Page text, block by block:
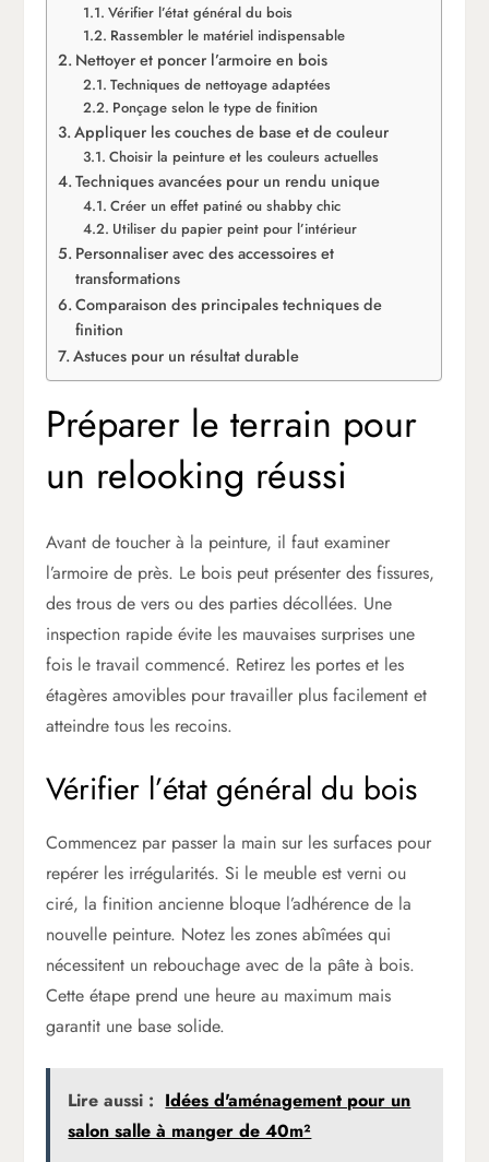
Vérifier l’état général du bois
Rassembler le matériel indispensable
Nettoyer et poncer l’armoire en bois
Techniques de nettoyage adaptées
Ponçage selon le type de finition
Appliquer les couches de base et de couleur
Choisir la peinture et les couleurs actuelles
Techniques avancées pour un rendu unique
Créer un effet patiné ou shabby chic
Utiliser du papier peint pour l’intérieur
Personnaliser avec des accessoires et
transformations
Comparaison des principales techniques de
finition
Astuces pour un résultat durable
Préparer le terrain pour
un relooking réussi
Avant de toucher à la peinture, il faut examiner
l’armoire de près. Le bois peut présenter des fissures,
des trous de vers ou des parties décollées. Une
inspection rapide évite les mauvaises surprises une
fois le travail commencé. Retirez les portes et les
étagères amovibles pour travailler plus facilement et
atteindre tous les recoins.
Vérifier l’état général du bois
Commencez par passer la main sur les surfaces pour
repérer les irrégularités. Si le meuble est verni ou
ciré, la finition ancienne bloque l’adhérence de la
nouvelle peinture. Notez les zones abîmées qui
nécessitent un rebouchage avec de la pâte à bois.
Cette étape prend une heure au maximum mais
garantit une base solide.
Lire aussi : Idées d'aménagement pour un
salon salle à manger de 40m²